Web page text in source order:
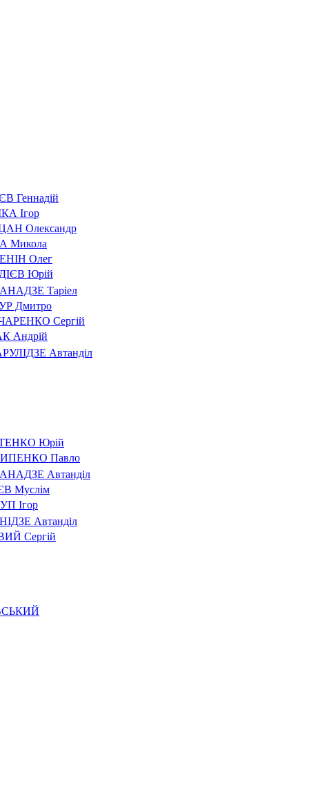
Геннадій
Ігор
Олександр
Микола
Олег
Юрій
Таріел
Дмитро
Сергій
Андрій
Автанділ
Юрій
Павло
Автанділ
Муслім
Ігор
Автанділ
Сергій